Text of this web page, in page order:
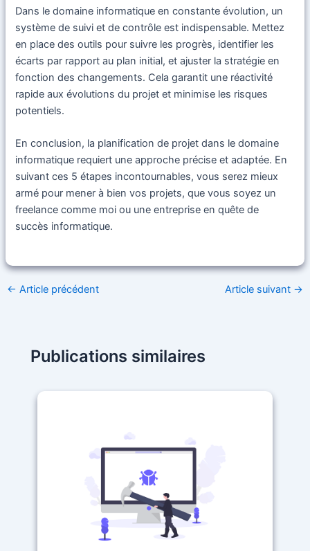
Dans le domaine informatique en constante évolution, un
système de suivi et de contrôle est indispensable. Mettez
en place des outils pour suivre les progrès, identifier les
écarts par rapport au plan initial, et ajuster la stratégie en
fonction des changements. Cela garantit une réactivité
rapide aux évolutions du projet et minimise les risques
potentiels.
En conclusion, la planification de projet dans le domaine
informatique requiert une approche précise et adaptée. En
suivant ces 5 étapes incontournables, vous serez mieux
armé pour mener à bien vos projets, que vous soyez un
freelance comme moi ou une entreprise en quête de
succès informatique.
Navigation
← Article précédent Article suivant →
Publications similaires